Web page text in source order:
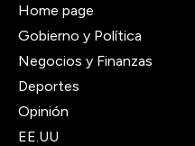
Home page
Gobierno y Política
Negocios y Finanzas
Deportes
Opinión
EE.UU